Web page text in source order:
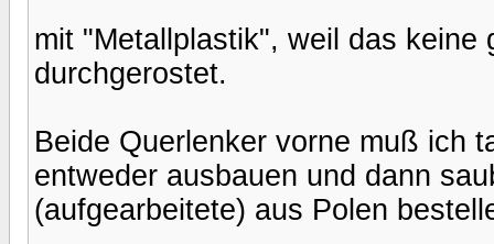
mit "Metallplastik", weil das
durchgerostet.
Beide Querlenker vorne muß ich
entweder ausbauen und dann
(aufgearbeitete) aus Polen